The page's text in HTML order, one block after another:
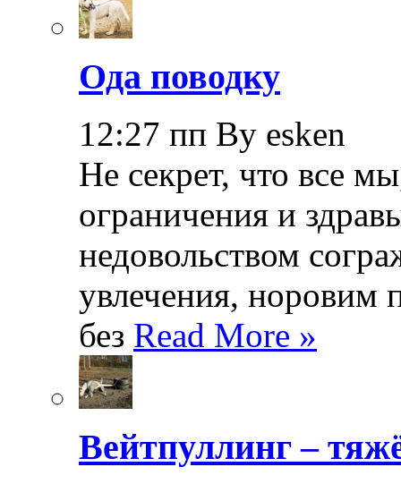
Ода поводку
12:27 пп By esken
Не секрет, что все
ограничения и
недовольством
увлечения, норовим
без Read More »
Вейтпуллинг –